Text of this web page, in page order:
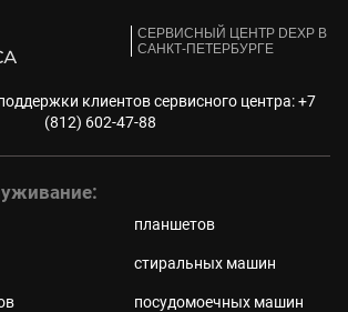
CЕРВИСНЫЙ ЦЕНТР DEXP В
САНКТ-ПЕТЕРБУРГЕ
клиентов сервисного центра:+7
(812) 602-47-88
планшетов
стиральных машин
посудомоечных машин